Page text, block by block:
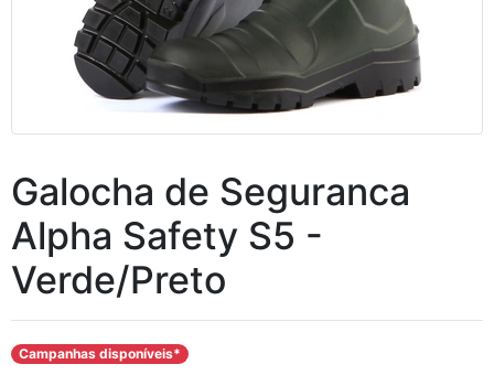
Galocha de Seguranca
Alpha Safety S5 -
Verde/Preto
Campanhas disponíveis*